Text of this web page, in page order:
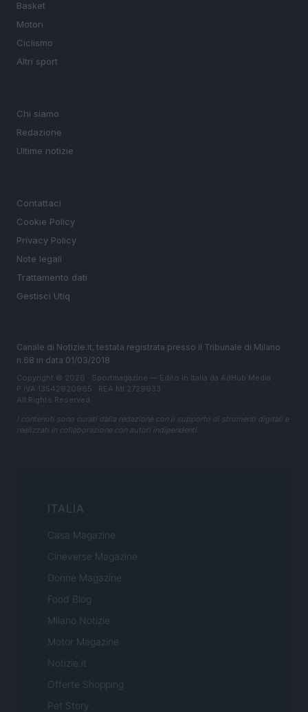
Basket
Motori
Ciclismo
Altri sport
Chi siamo
Redazione
Ultime notizie
Contattaci
Cookie Policy
Privacy Policy
Note legali
Trattamento dati
Gestisci Utiq
Canale di Notizie.it, testata registrata presso il Tribunale di Milano
n.68 in data 01/03/2018
Copyright © 2026 · Sportmagazine — Edito in Italia da AdHub Media
P.IVA 13542920965 · REA MI 2729933
All Rights Reserved
I contenuti sono curati dalla redazione con il supporto di strumenti digitali e
realizzati in collaborazione con autori indipendenti.
ITALIA
Casa Magazine
Cineverse Magazine
Donne Magazine
Food Blog
Milano Notizie
Motor Magazine
Notizie.it
Offerte Shopping
Pet Story